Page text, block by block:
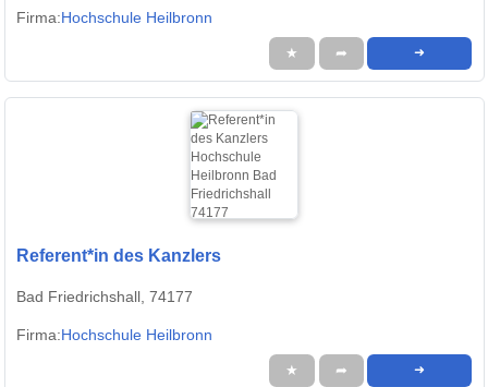
Firma:Hochschule Heilbronn
★ ➦ ➜
Referent*in des Kanzlers
Bad Friedrichshall, 74177
Firma:Hochschule Heilbronn
★ ➦ ➜